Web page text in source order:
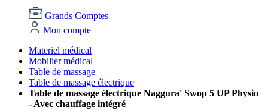
Grands Comptes
Mon compte
Materiel médical
Mobilier médical
Table de massage
Table de massage électrique
Table de massage électrique Naggura' Swop 5 UP Physio
- Avec chauffage intégré